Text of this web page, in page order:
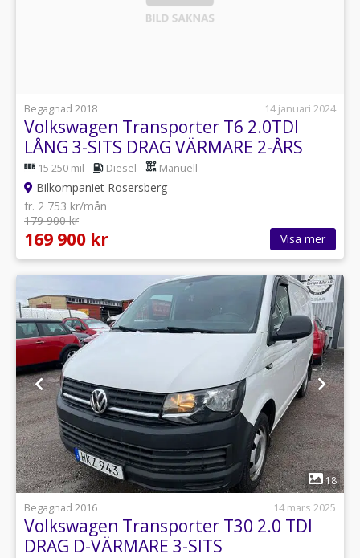
Begagnad 2018 14 januari 2024
Volkswagen Transporter T6 2.0TDI
LÅNG 3-SITS DRAG VÄRMARE 2-ÅRS
GARANTI
15 250 mil Diesel Manuell
Bilkompaniet Rosersberg
fr. 2 753 kr/mån
179 900 kr
169 900 kr Visa mer
1
18
Begagnad 2016
14 mars 2025
Volkswagen Transporter T30 2.0 TDI
DRAG D-VÄRMARE 3-SITS